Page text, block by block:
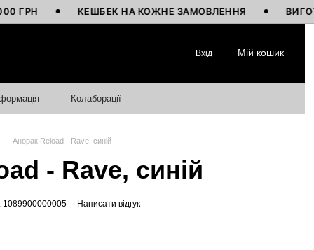
КЕШБЕК НА КОЖНЕ ЗАМОВЛЕННЯ
Вхід Мій кошик
Колаборації
Анорак Reload - Rave, синій
- Rave, синій
1089900000005 Написати відгук